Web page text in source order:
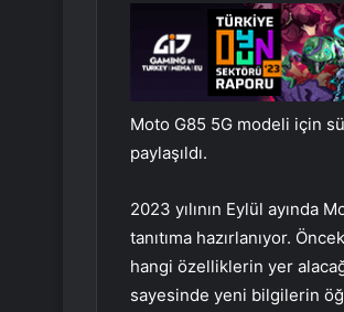
Moto G85 5G modeli için
paylaşıldı.
2023 yılının Eylül ayında
tanıtıma hazırlanıyor.
hangi özelliklerin yer
sayesinde yeni bilgilerin